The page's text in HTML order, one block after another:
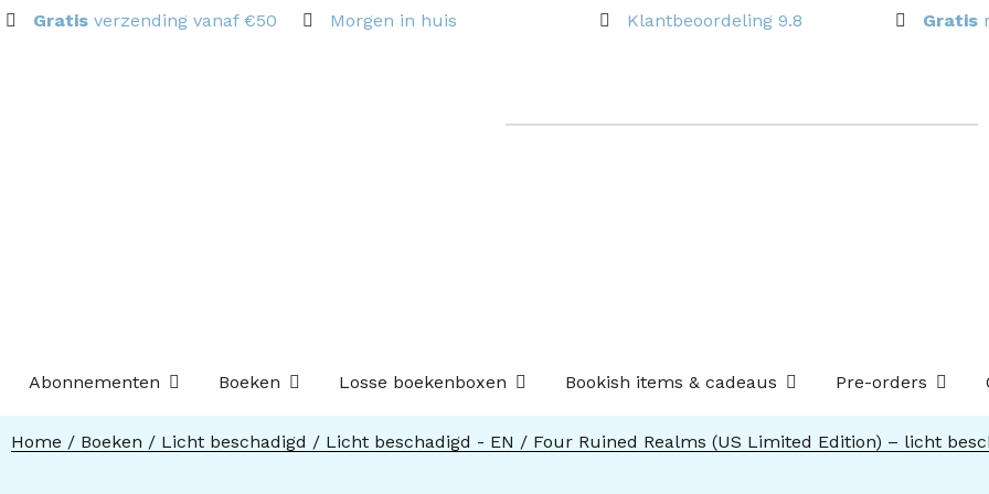
Gratis verzending vanaf €50 Morgen in huis Klantbeoordeling 9.8 Gratis
Abonnementen Open Abonnementen
Boeken Open Boeken
Losse boekenboxen Open Losse boekenboxen
Bookish items & cadeaus Open Bookish items &
Pre-orders Open
Home / Boeken / Licht beschadigd / Licht beschadigd - EN / Four Ruined Realms (US Limited Edition) – licht